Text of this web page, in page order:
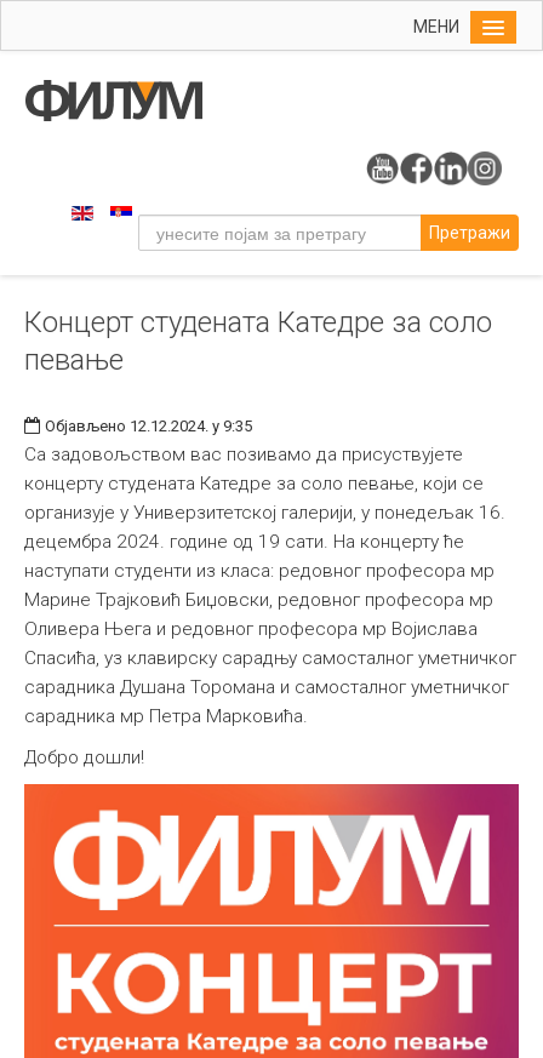
МЕНИ
Упис
Уметност
Музичка уметност
Примењена и ликовна уметност
Издаваштво
Библиотека
Студенти
Међународна
Претражи
Концерт студената Катедре за соло
певање
Објављено 12.12.2024. у 9:35
Са задовољством вас позивамо да присуствујете
концерту студената Катедре за соло певање, који се
организује у Универзитетској галерији, у понедељак 16.
децембра 2024. године од 19 сати. На концерту ће
наступати студенти из класа: редовног професора мр
Марине Трајковић Биџовски, редовног професора мр
Оливера Њега и редовног професора мр Војислава
Спасића, уз клавирску сарадњу самосталног уметничког
сарадника Душана Торомана и самосталног уметничког
сарадника мр Петра Марковића.
Добро дошли!